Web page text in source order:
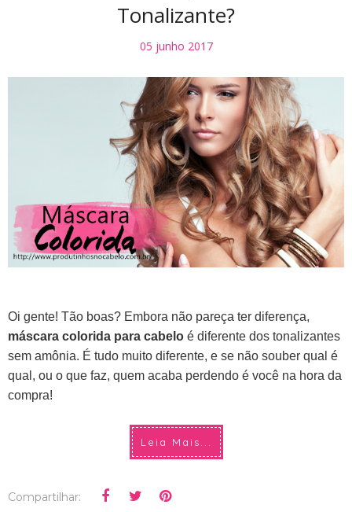
Tonalizante?
05 junho 2017
Oi gente! Tão boas? Embora não pareça ter diferença,
máscara colorida para cabelo é diferente dos tonalizantes
sem amônia. É tudo muito diferente, e se não souber qual é
qual, ou o que faz, quem acaba perdendo é você na hora da
compra!
Leia Mais...
Compartilhar: